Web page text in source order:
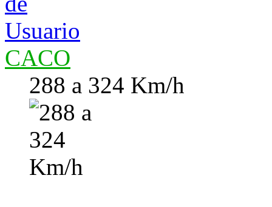
CACO
288 a 324 Km/h